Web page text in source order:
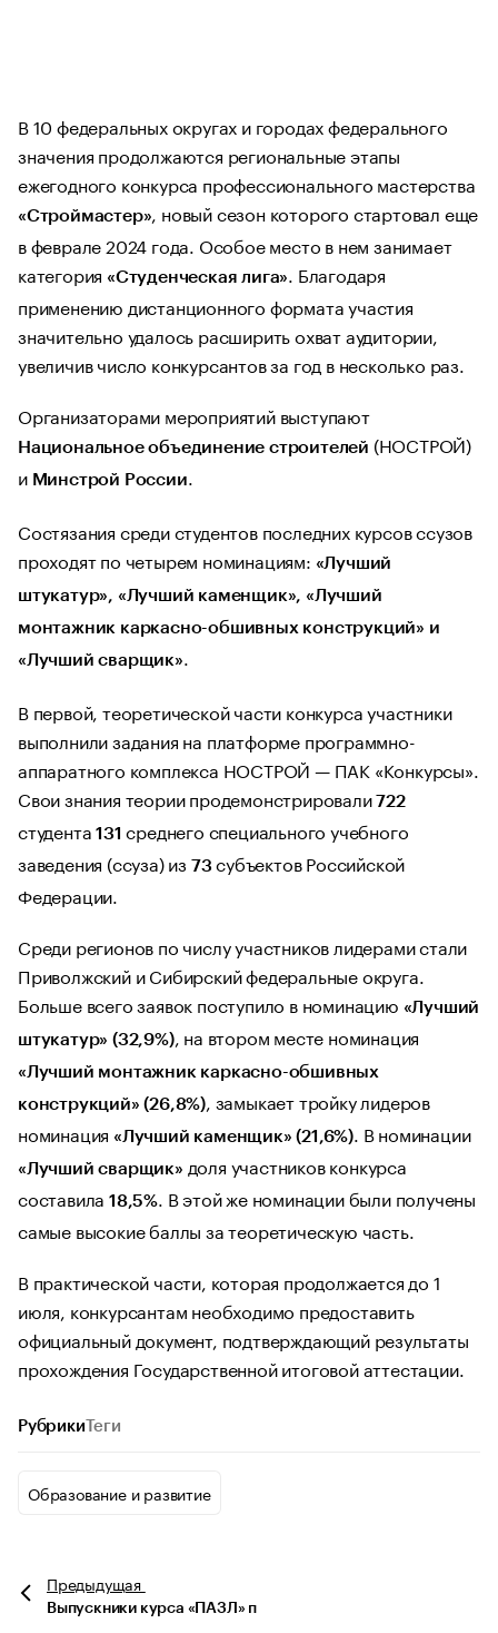
В 10 федеральных округах и городах федерального
значения продолжаются региональные этапы
ежегодного конкурса профессионального мастерства
«Строймастер», новый сезон которого стартовал еще
в феврале 2024 года. Особое место в нем занимает
категория «Студенческая лига». Благодаря
применению дистанционного формата участия
значительно удалось расширить охват аудитории,
увеличив число конкурсантов за год в несколько раз.
Организаторами мероприятий выступают
Национальное объединение строителей (НОСТРОЙ)
и Минстрой России.
Состязания среди студентов последних курсов ссузов
проходят по четырем номинациям: «Лучший
штукатур», «Лучший каменщик», «Лучший
монтажник каркасно-обшивных конструкций» и
«Лучший сварщик».
В первой, теоретической части конкурса участники
выполнили задания на платформе программно-
аппаратного комплекса НОСТРОЙ — ПАК «Конкурсы».
Свои знания теории продемонстрировали722
студента131 среднего специального учебного
заведения (ссуза) из 73субъектов Российской
Федерации.
Среди регионов по числу участников лидерами стали
Приволжский и Сибирский федеральные округа.
Больше всего заявок поступило в номинацию «Лучший
штукатур» (32,9%), на втором месте номинация
«Лучший монтажник каркасно-обшивных
конструкций» (26,8%), замыкает тройку лидеров
номинация «Лучший каменщик» (21,6%). В номинации
«Лучший сварщик» доля участников конкурса
составила18,5%. В этой же номинации были получены
самые высокие баллы за теоретическую часть.
В практической части, которая продолжается до 1
июля, конкурсантам необходимо предоставить
официальный документ, подтверждающий результаты
прохождения Государственной итоговой аттестации.
Рубрики Теги
Образование и развитие
Предыдущая
Выпускники курса «ПАЗЛ» п